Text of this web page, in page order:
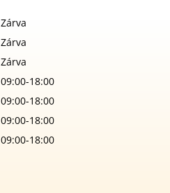
Zárva
Zárva
Zárva
09:00-18:00
09:00-18:00
09:00-18:00
09:00-18:00